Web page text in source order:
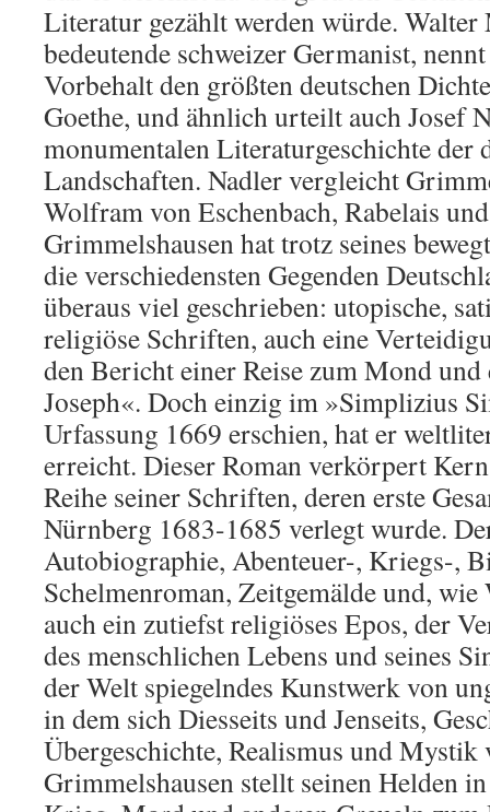
Literatur gezählt werden würde. Walter
bedeutende schweizer Germanist,
Vorbehalt den größten deutschen
Goethe, und ähnlich urteilt auch Josef
monumentalen Literaturgeschichte der
Landschaften. Nadler vergleicht
Wolfram von Eschenbach, Rabelais
Grimmelshausen hat trotz seines
die verschiedensten Gegenden
überaus viel geschrieben: utopische,
religiöse Schriften, auch eine
den Bericht einer Reise zum Mond und
Joseph«. Doch einzig im »Simplizius
Urfassung 1669 erschien, hat er
erreicht. Dieser Roman verkörpert
Reihe seiner Schriften, deren erste
Nürnberg 1683-1685 verlegt wurde.
Autobiographie, Abenteuer-, Kriegs-,
Schelmenroman, Zeitgemälde und,
auch ein zutiefst religiöses Epos, der
des menschlichen Lebens und seines
der Welt spiegelndes Kunstwerk von
in dem sich Diesseits und Jenseits,
Übergeschichte, Realismus und Mystik
Grimmelshausen stellt seinen Helden